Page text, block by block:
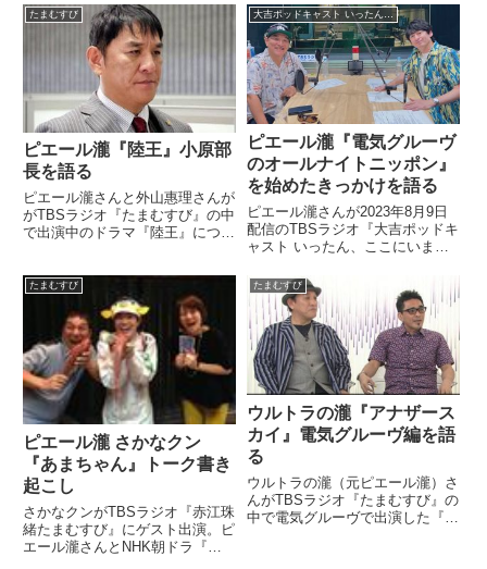
ルバラードさんを2015年に取材
した際の模様を紹介し、チリで超
人気タレントになったアニータさ
んの近況を話していました。
ントーク。一緒に狩りをする約束
をしていました。（小林悠）ま
あ、あと情報によりますと11月
28日に『モンハンクロス』が発
売...
たまむすび
ピエール瀧『陸王』小原部
長を語る
ピエール瀧さんと外山惠理さんが
がTBSラジオ『たまむすび』の中
で出演中のドラマ『陸王』につい
惠理）なんか『陸王』の話になっ
たけど……。（ピエール瀧）は
い。見てます？ 『陸王』。
（外...
大吉ポッドキャスト いったん、ここにいます！
ピエール瀧『電気グルーヴ
のオールナイトニッポン』
を始めたきっかけを語る
ピエール瀧さんが2023年8月9日
配信のTBSラジオ『大吉ポッドキ
ャスト いったん、ここにいま
ールナイトニッポン』を始めたき
っかけについて、話していまし
た。
たまむすび
ピエール瀧 さかなクン
『あまちゃん』トーク書き
起こし
さかなクンがTBSラジオ『赤江珠
緒たまむすび』にゲスト出演。ピ
エール瀧さんとNHK朝ドラ『あ
たまむすび
ウルトラの瀧『アナザース
カイ』電気グルーヴ編を語
る
ウルトラの瀧（元ピエール瀧）さ
んがTBSラジオ『たまむすび』の
中で電気グルーヴで出演した『ア